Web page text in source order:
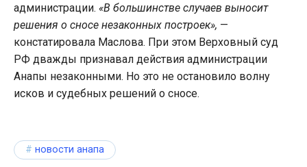
администрации. «В большинстве случаев выносит
решения о сносе незаконных построек», —
констатировала Маслова. При этом Верховный суд
РФ дважды признавал действия администрации
Анапы незаконными. Но это не остановило волну
исков и судебных решений о сносе.
новости анапа